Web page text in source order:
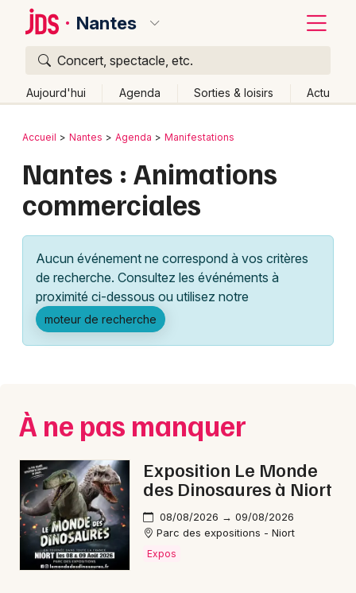
Nantes
Concert, spectacle, etc.
Aujourd'hui Agenda Sorties & loisirs Actu
Publier un événement
Grands événements
Activité & Expérience
Manifestations
Foires & salons
Concerts
Sports
Soirées
Sorties famille
Bordeaux
Colmar
Lille
Lyon
Marseille
Mulhouse
Nice
Paris
Strasbourg
Toulouse
Toutes les villes
Retour
Accueil Nantes Agenda Manifestations
Nantes : Animations
commerciales
Aucun événement ne correspond à vos critères
de recherche. Consultez les événéments à
proximité ci-dessous ou utilisez notre
moteur de recherche
À ne pas manquer
Exposition Le Monde
des Dinosaures à Niort
08/08/2026 → 09/08/2026
Parc des expositions - Niort
Expos
Quoi ?
Où ?
Pays de la Loire
Partout Près de moi Changer de lieu
Quand ?
Aujourd'hui
Demain Ce week-end Autre